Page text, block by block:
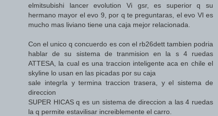
elmitsubishi lancer evolution Vi gsr, es superior q su
hermano mayor el evo 9, por q te preguntaras, el evo VI es
mucho mas liviano tiene una caja mejor relacionada.
Con el unico q concuerdo es con el rb26dett tambien podria
hablar de su sistema de tranmision en la s 4 ruedas
ATTESA, la cual es una traccion inteligente aca en chile el
skyline lo usan en las picadas por su caja
sale integrla y termina traccion trasera, y el sistema de
direccion
SUPER HICAS q es un sistema de direccion a las 4 ruedas
la q permite estavilisar increiblemente el carro.